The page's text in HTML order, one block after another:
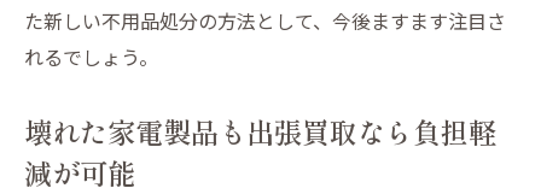
た新しい不用品処分の方法として、今後ますます注目さ
れるでしょう。
壊れた家電製品も出張買取なら負担軽
減が可能